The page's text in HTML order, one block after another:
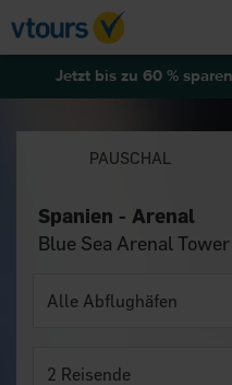
Jetzt bis zu 60 % sparen
PAUSCHAL
Spanien - Arenal
Blue Sea Arenal
2 Reisende